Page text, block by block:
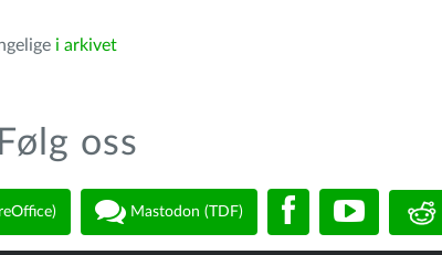
i arkivet
Følg oss
Mastodon (TDF)